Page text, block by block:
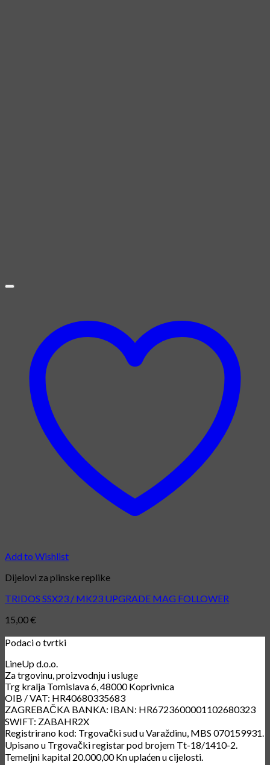
Add to Wishlist
Dijelovi za plinske replike
TRIDOS SSX23 / MK23 UPGRADE MAG FOLLOWER
15,00€
Podaci o tvrtki
LineUp d.o.o.
Za trgovinu, proizvodnju i usluge
Trg kralja Tomislava 6, 48000 Koprivnica
OIB / VAT: HR40680335683
ZAGREBAČKA BANKA: IBAN: HR6723600001102680323
SWIFT: ZABAHR2X
Registrirano kod: Trgovački sud u Varaždinu, MBS 070159931.
Upisano u Trgovački registar pod brojem Tt-18/1410-2.
Temeljni kapital 20.000,00 Kn uplaćen u cijelosti.